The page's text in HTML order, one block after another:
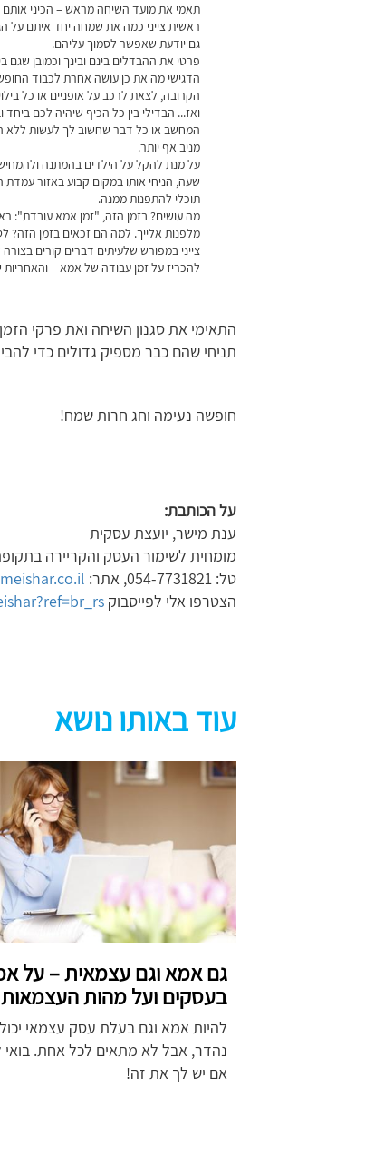
תאמי את מועד השיחה מראש – הכיני אותם
ראשית צייני כמה את שמחה יחד איתם על
גם יודעת שאפשר לסמוך עליהם.
פרטי את ההבדלים בינם ובינך וכמובן
הדגישי מה את כן עושה אחרת לכבוד
הקרובה, לצאת לרכב על אופניים או כל
ואז... הבדילי בין כל הכיף שיהיה לכם
המחשב או כל דבר שחשוב לך לעשות ללא
מניב אף יותר.
על מנת להקל על הילדים בהמתנה
שעה, הניחי אותו במקום קבוע באזור
תוכלי להתפנות ממנה.
מה עושים? בזמן הזה, "זמן אמא עובדת":
מלפנות אלייך. למה הם זכאים בזמן הזה?
צייני במפורש שלעיתים דברים קורים
להכריז על זמן עבודה של אמא – והאחריות
התאימי את סגנון השיחה ואת פרקי
תניחי שהם כבר מספיק גדולים כדי
חופשה נעימה וחג חרות שמח!
על הכותבת:
ענת מישר, יועצת עסקית
מומחית לשימור העסק והקריירה
טל: 054-7731821, אתר:
הצטרפו אלי לפייסבוק
עוד באותו נושא
גם אמא וגם עצמאית – על
בעסקים ועל מהות העצמאות
להיות אמא וגם בעלת עסק עצמאי
נהדר, אבל לא מתאים לכל אחת. בואי
אם יש לך את זה!